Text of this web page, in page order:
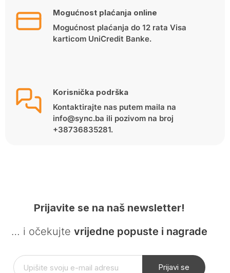
Mogućnost plaćanja online
Mogućnost plaćanja do 12 rata Visa
karticom UniCredit Banke.
Korisnička podrška
Kontaktirajte nas putem maila na
info@sync.ba ili pozivom na broj
+38736835281.
Prijavite se na naš newsletter!
… i očekujte vrijedne popuste i nagrade
Prijavi se